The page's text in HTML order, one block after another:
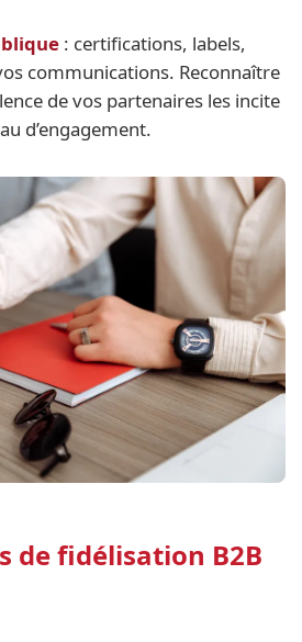
: certifications, labels,
communications. Reconnaître
de vos partenaires les incite
d’engagement.
de fidélisation B2B